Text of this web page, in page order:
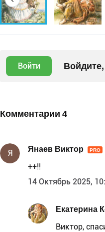
Войти
Комментарии 4
Я Янаев Виктор PRO
++!!
14 Октябрь 2025,
Екатерина
Виктор,